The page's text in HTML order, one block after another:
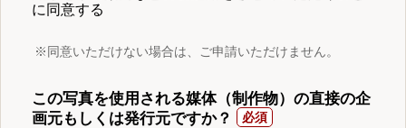
に同意する
※同意いただけない場合は、ご申請いただけません。
この写真を使用される媒体（制作物）の直接の企
画元もしくは発行元ですか？